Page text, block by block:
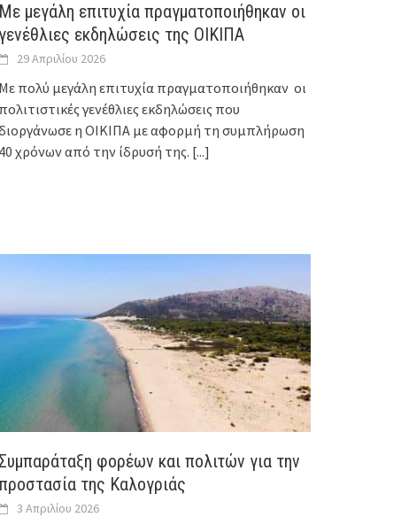
Με μεγάλη επιτυχία πραγματοποιήθηκαν οι
γενέθλιες εκδηλώσεις της ΟΙΚΙΠΑ
29 Απριλίου 2026
Με πολύ μεγάλη επιτυχία πραγματοποιήθηκαν οι
πολιτιστικές γενέθλιες εκδηλώσεις που
η ΟΙΚΙΠΑ με αφορμή τη συμπλήρωση
40 χρόνων από την ίδρυσή της. [...]
φορέων και πολιτών για την
της Καλογριάς
3 Απριλίου 2026